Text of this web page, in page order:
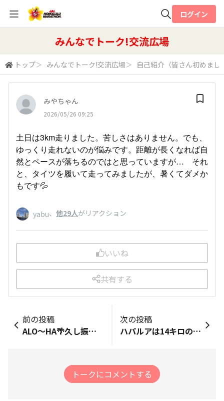
検索
ログイン
みんなでトーク!交流広場
トップ＞ みんなでトーク!交流広場＞ 自己紹介（皆さん初めまし
みやちゃん
2026/05/26 09:25
土日は3km走りました。苦しさはありません。でも、
ゆっくり走れないのが悩みです。距離が長くなれば自
然とペースが落ちるのではと思っていますが… それ
と、タイツを履いて走ってみましたが、暑くてダメか
もです💦
yabu、 他29人がリアクション
いいね
共有する
前の投稿
ALO〜HA🌴久し振りのキャンプでした年々回数は減って来たけどやっぱりデジタルデトックスはするべきですね。さて、今夜からまた走りますか🏃💨
次の投稿
ハパルアは14キロのカピオラニ公園で力付きて歩いたので、練習メニュー考案も含めてガーミンのスマートウォッチ購入練習に励むぞ
トークにコメントする